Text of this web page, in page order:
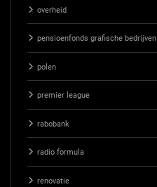
overheid
pensioenfonds grafische bedrijven
polen
premier league
rabobank
radio formula
renovatie